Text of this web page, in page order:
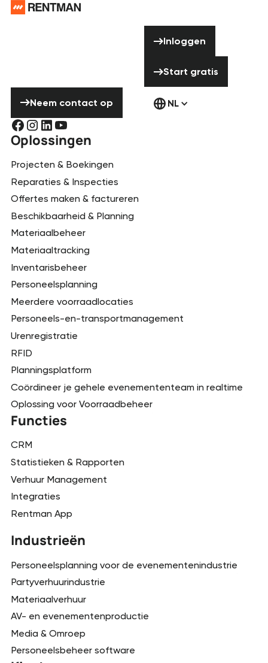
Neem contact op
Inloggen
Start gratis
NL
Oplossingen
Projecten & Boekingen
Reparaties & Inspecties
Offertes maken & factureren
Beschikbaarheid & Planning
Materiaalbeheer
Materiaaltracking
Inventarisbeheer
Personeelsplanning
Meerdere voorraadlocaties
Personeels-en-transportmanagement
Urenregistratie
RFID
Planningsplatform
Coördineer je gehele evenemententeam in realtime
Oplossing voor Voorraadbeheer
Functies
CRM
Statistieken & Rapporten
Verhuur Management
Integraties
Rentman App
Industrieën
Personeelsplanning voor de evenementenindustrie
Partyverhuurindustrie
Materiaalverhuur
AV- en evenementenproductie
Media & Omroep
Personeelsbeheer software